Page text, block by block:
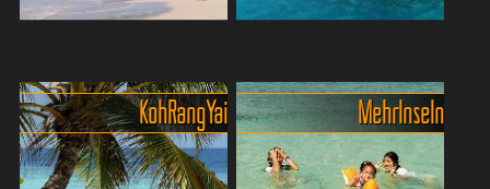
Ruhe....
Familien
Koh Maphrao, auch Coconut
Island genannt, ist ein
kleines Paradies vor Phuket
Personen
Wer das ganz besondere
liebt, oder eine
aussergewöhnliche,
Koh Rang Yai Mehr Inseln